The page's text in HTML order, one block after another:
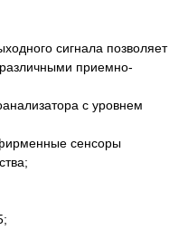
сигнала позволяет
различными приемно-
с уровнем
сенсоры